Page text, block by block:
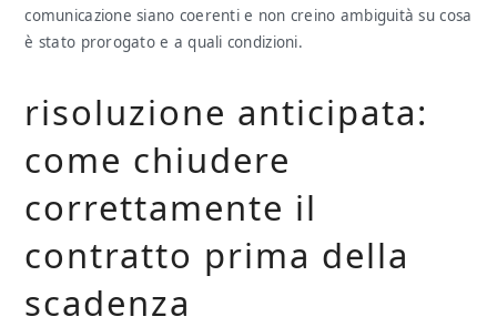
comunicazione siano coerenti e non creino ambiguità su cosa
è stato prorogato e a quali condizioni.
risoluzione anticipata:
come chiudere
correttamente il
contratto prima della
scadenza